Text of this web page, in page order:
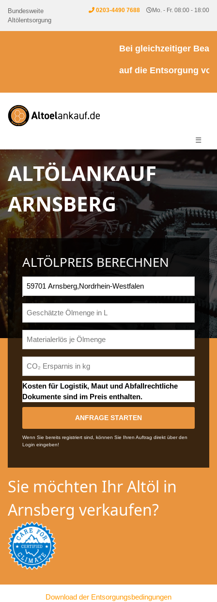
Bundesweite
Altölentsorgung
0203-4490 7688 Mo. - Fr. 08:00 - 18:00
Bei gleichzeitiger
auf die Entsorgung von
☰
ALTÖLANKAUF
ARNSBERG
ALTÖLPREIS BERECHNEN
Kosten für Logistik, Maut und Abfallrechtliche
Dokumente sind im Preis enthalten.
ANFRAGE STARTEN
Wenn Sie bereits registriert sind, können Sie Ihren Auftrag direkt über den
Login eingeben!
Sie möchten Ihr Altöl in
Arnsberg verkaufen?
Download der Entsorgungsbedingungen